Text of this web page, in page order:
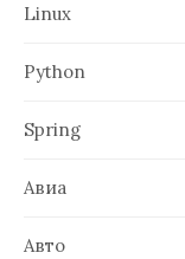
Linux
Python
Spring
Авиа
Авто